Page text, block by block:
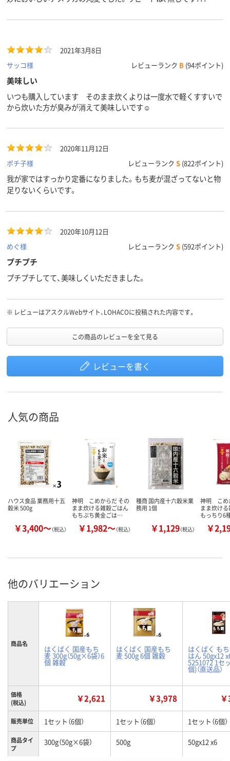
2021年3月8日
サッコ様
レビューランク B (94ポイント)
美味しい
いつも購入しています そのまま炊くよりは一度水で軽くすすいで
から炊いた方が臭みが消えて美味しいです☺︎
2020年11月12日
ポチ子様
レビューランク S (822ポイント)
我が家ではすっかり定番になりました。もち麦が混ざってないと物
足りないくらいです。
2020年10月12日
めぐ様
レビューランク S (592ポイント)
プチプチ
プチプチしてて、美味しくいただきました。
※ レビューはアスクルWebサイト、LOHACOに投稿された内容です。
この商品のレビューを全て見る
レビューを書く
人気の商品
ハウス食品 業務用十五
穀米 500g
￥3,400～（税込）
神明 こめからだ その
まま炊ける雑穀ごはん
もちぷち黄金ごは…
￥1,982～（税込）
種商 国内産十六穀米業
務用 1個
￥1,129（税込）
神明 こめ
まま炊け
もっちり6
￥
他のバリエーション
商品名
はくばく 国産もち
麦 300g（50g×6袋）6
個 雑穀
はくばく 国産もち
麦 500g 6個 雑穀
はくばく も
はん 50gx12
5251072 1セ
個)（直送品）
価格
(税込)
￥2,621 ￥3,978
販売単位 1セット（6個） 1セット（6個） 1セット（6個）
商品タイ
プ
300g（50g×6袋） 500g 50gx12 x6